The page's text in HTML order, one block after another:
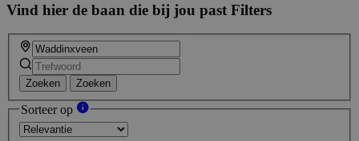
Vind hier de baan die bij jou past Filters
Zoeken Zoeken
Sorteer op